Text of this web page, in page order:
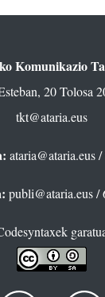
Komunikazio
20 Tolosa
tkt@ataria.eus
ataria@ataria.eus/
publi@ataria.eus/